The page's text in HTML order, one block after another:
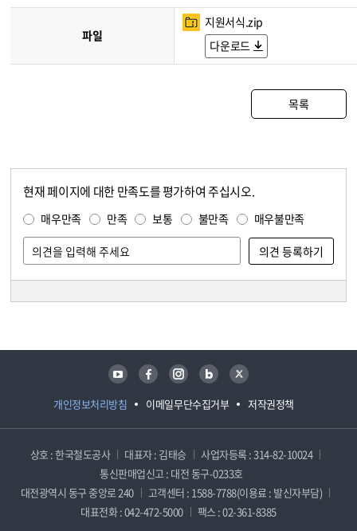
파일
지원서식.zip
다운로드
목록
현재 페이지에 대한 만족도를 평가하여 주십시오.
매우만족 만족 보통 불만족 매우불만족
개인정보처리방침 이메일무단수집거부 저작권정책
유튜브 페이스북 인스타그램 블로그 트위터
상호 : 한국철도공사 대표자 : 김태승
사업자등록 : 314-82-10024
통신판매업신고 : 대전 동구-0233호
대전광역시 동구 중앙로 240
고객센터 : 1588-7788(이용료 : 발신자부담)
대표전화 : 042-472-5000
팩스 : 02-361-8385